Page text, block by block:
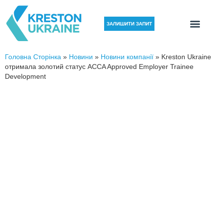
ЗАЛИШИТИ ЗАПИТ
Головна Сторінка » Новини » Новини компанії » Kreston Ukraine
отримала золотий статус ACCA Approved Employer Trainee
Development